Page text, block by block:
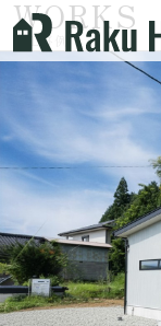
施工事例
WORKS